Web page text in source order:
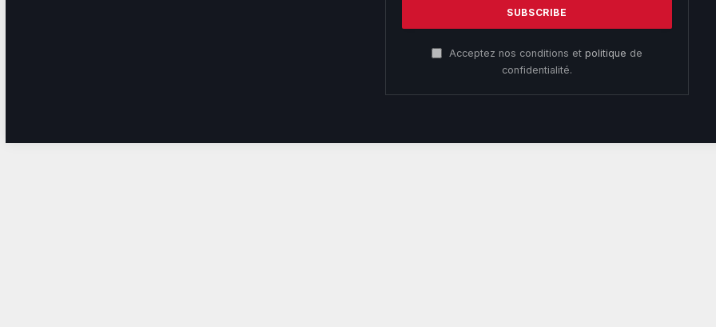
Acceptez nos conditions et politique de
confidentialité.